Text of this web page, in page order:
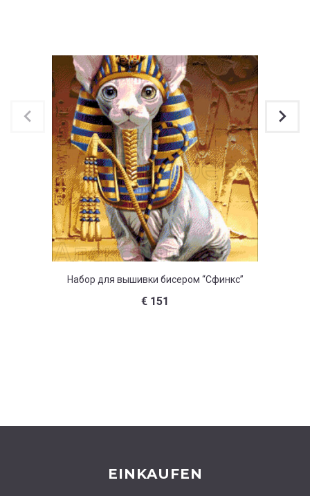
Набор для вышивки бисером “Сфинкс”
€ 151
EINKAUFEN